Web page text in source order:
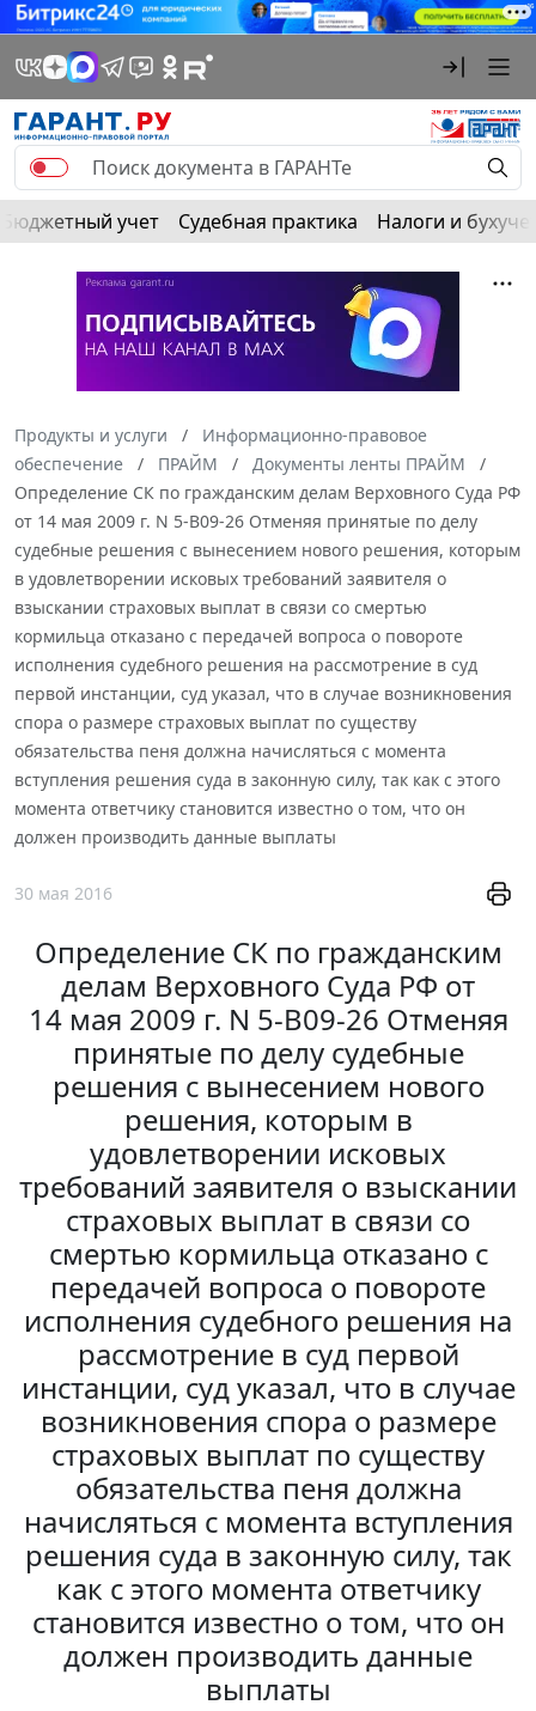
Бюджетный учет Судебная практика Налоги и
Продукты и услуги
Информационно-правовое
обеспечение
ПРАЙМ
Документы ленты ПРАЙМ
Определение СК по гражданским делам Верховного Суда РФ
от 14 мая 2009 г. N 5-В09-26 Отменяя принятые по делу
судебные решения с вынесением нового решения, которым
в удовлетворении исковых требований заявителя о
взыскании страховых выплат в связи со смертью
кормильца отказано с передачей вопроса о повороте
исполнения судебного решения на рассмотрение в суд
первой инстанции, суд указал, что в случае возникновения
спора о размере страховых выплат по существу
обязательства пеня должна начисляться с момента
вступления решения суда в законную силу, так как с этого
момента ответчику становится известно о том, что он
должен производить данные выплаты
30 мая 2016
Определение СК по гражданским
делам Верховного Суда РФ от
14 мая 2009 г. N 5-В09-26 Отменяя
принятые по делу судебные
решения с вынесением нового
решения, которым в
удовлетворении исковых
требований заявителя о взыскании
страховых выплат в связи со
смертью кормильца отказано с
передачей вопроса о повороте
исполнения судебного решения на
рассмотрение в суд первой
инстанции, суд указал, что в случае
возникновения спора о размере
страховых выплат по существу
обязательства пеня должна
начисляться с момента вступления
решения суда в законную силу, так
как с этого момента ответчику
становится известно о том, что он
должен производить данные
выплаты